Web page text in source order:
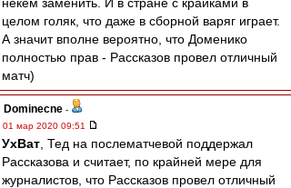
целом голяк, что даже в сборной варяг играет.
А значит вполне вероятно, что Доменико
полностью прав - Рассказов провел отличный
матч)
Dominecne -
01 мар 2020 09:51
УхВат , Тед на послематчевой поддержал
Рассказова и считает, по крайней мере для
журналистов, что Рассказов провел отличный